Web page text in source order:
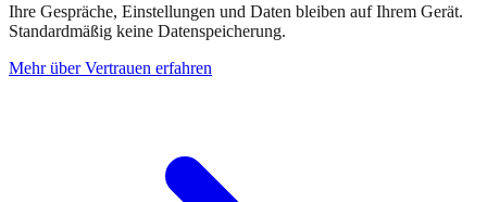
Ihre Gespräche, Einstellungen und Daten bleiben auf Ihrem Gerät.
Standardmäßig keine Datenspeicherung.
Mehr über Vertrauen erfahren